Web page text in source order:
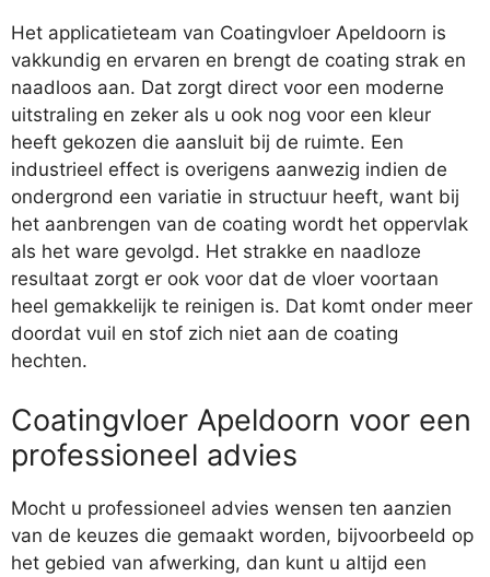
Het applicatieteam van Coatingvloer Apeldoorn is
vakkundig en ervaren en brengt de coating strak en
naadloos aan. Dat zorgt direct voor een moderne
uitstraling en zeker als u ook nog voor een kleur
heeft gekozen die aansluit bij de ruimte. Een
industrieel effect is overigens aanwezig indien de
ondergrond een variatie in structuur heeft, want bij
het aanbrengen van de coating wordt het oppervlak
als het ware gevolgd. Het strakke en naadloze
resultaat zorgt er ook voor dat de vloer voortaan
heel gemakkelijk te reinigen is. Dat komt onder meer
doordat vuil en stof zich niet aan de coating
hechten.
Coatingvloer Apeldoorn voor een
professioneel advies
Mocht u professioneel advies wensen ten aanzien
van de keuzes die gemaakt worden, bijvoorbeeld op
het gebied van afwerking, dan kunt u altijd een